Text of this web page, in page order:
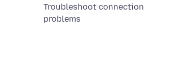
Troubleshoot connection
problems